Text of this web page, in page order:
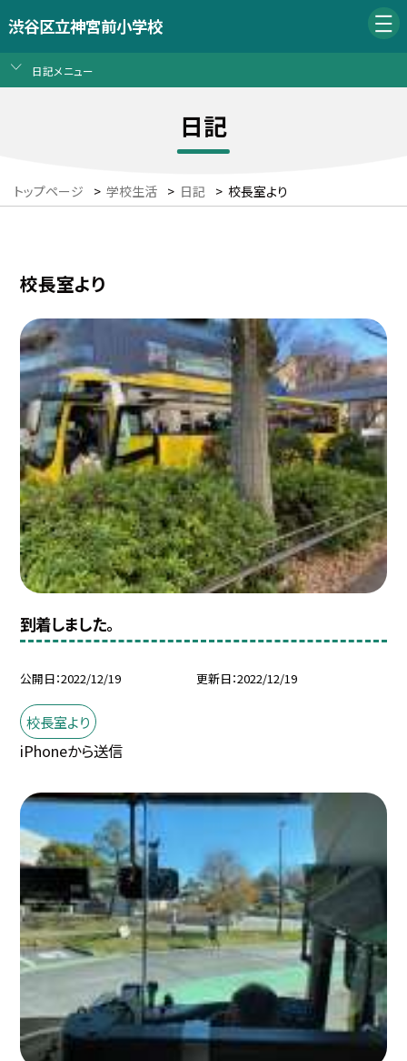
渋谷区立神宮前小学校
日記メニュー
日記
トップページ > 学校生活 > 日記 > 校長室より
校長室より
到着しました。
公開日 2022/12/19 更新日 2022/12/19
校長室より
iPhoneから送信